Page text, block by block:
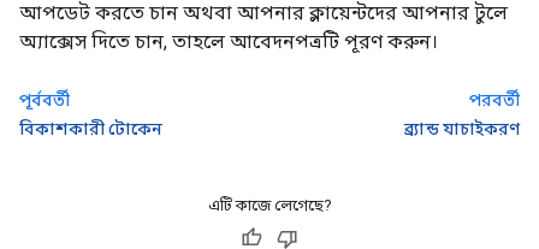
আপডেট করতে চান অথবা আপনার ক্লায়েন্টদের আপনার টুলে
অ্যাক্সেস দিতে চান, তাহলে আবেদনপত্রটি পূরণ করুন।
পূর্ববর্তী
বিকাশকারী টোকেন
পরবর্তী
ব্র্যান্ড যাচাইকরণ
এটি কাজে লেগেছে?